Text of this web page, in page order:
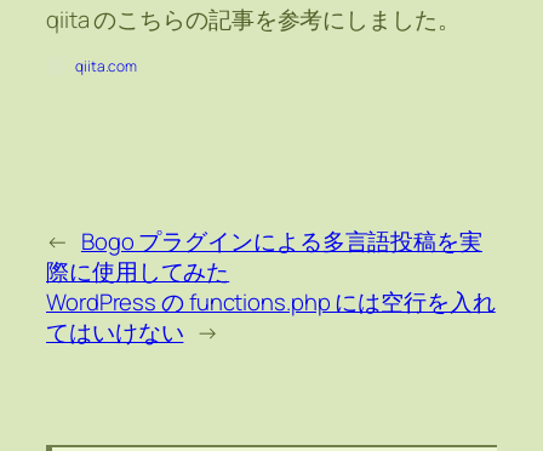
qiita のこちらの記事を参考にしました。
qiita.com
← Bogo プラグインによる多言語投稿を実
際に使用してみた
WordPress の functions.php には空行を入れ
てはいけない →